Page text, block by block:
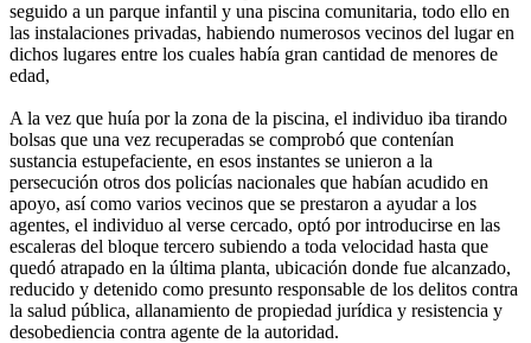
seguido a un parque infantil y una piscina comunitaria, todo ello en
las instalaciones privadas, habiendo numerosos vecinos del lugar en
dichos lugares entre los cuales había gran cantidad de menores de
edad,
A la vez que huía por la zona de la piscina, el individuo iba tirando
bolsas que una vez recuperadas se comprobó que contenían
sustancia estupefaciente, en esos instantes se unieron a la
persecución otros dos policías nacionales que habían acudido en
apoyo, así como varios vecinos que se prestaron a ayudar a los
agentes, el individuo al verse cercado, optó por introducirse en las
escaleras del bloque tercero subiendo a toda velocidad hasta que
quedó atrapado en la última planta, ubicación donde fue alcanzado,
reducido y detenido como presunto responsable de los delitos contra
la salud pública, allanamiento de propiedad jurídica y resistencia y
desobediencia contra agente de la autoridad.